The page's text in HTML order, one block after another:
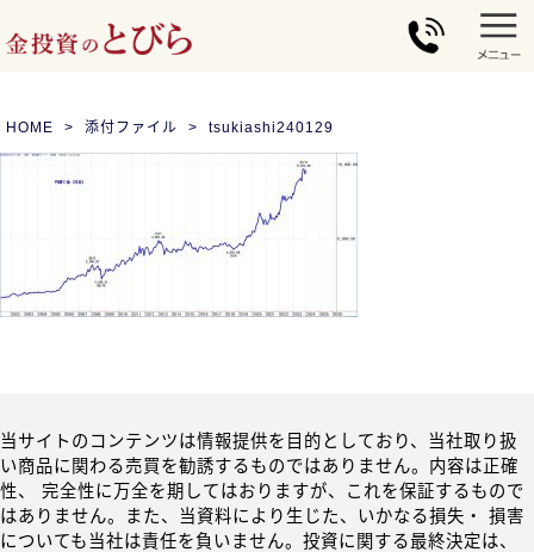
HOME 添付ファイル tsukiashi240129
当サイトのコンテンツは情報提供を目的としており、当社取り扱
い商品に関わる売買を勧誘するものではありません。内容は正確
性、 完全性に万全を期してはおりますが、これを保証するもので
はありません。また、当資料により生じた、いかなる損失・ 損害
についても当社は責任を負いません。投資に関する最終決定は、